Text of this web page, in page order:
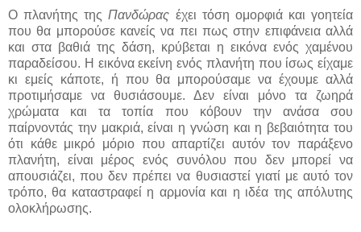
Ο πλανήτης τηςΠανδώρας έχει τόση ομορφιά και γοητεία
που θα μπορούσε κανείς να πει πως στην επιφάνεια αλλά
και στα βαθιά της δάση, κρύβεται η εικόνα ενός χαμένου
παραδείσου. Η εικόνα εκείνη ενός πλανήτη που ίσως είχαμε
κι εμείς κάποτε, ή που θα μπορούσαμε να έχουμε αλλά
προτιμήσαμε να θυσιάσουμε. Δεν είναι μόνο τα ζωηρά
χρώματα και τα τοπία που κόβουν την ανάσα σου
παίρνοντάς την μακριά, είναι η γνώση και η βεβαιότητα του
ότι κάθε μικρό μόριο που απαρτίζει αυτόν τον παράξενο
πλανήτη, είναι μέρος ενός συνόλου που δεν μπορεί να
απουσιάζει, που δεν πρέπει να θυσιαστεί γιατί με αυτό τον
τρόπο, θα καταστραφεί η αρμονία και η ιδέα της απόλυτης
ολοκλήρωσης.